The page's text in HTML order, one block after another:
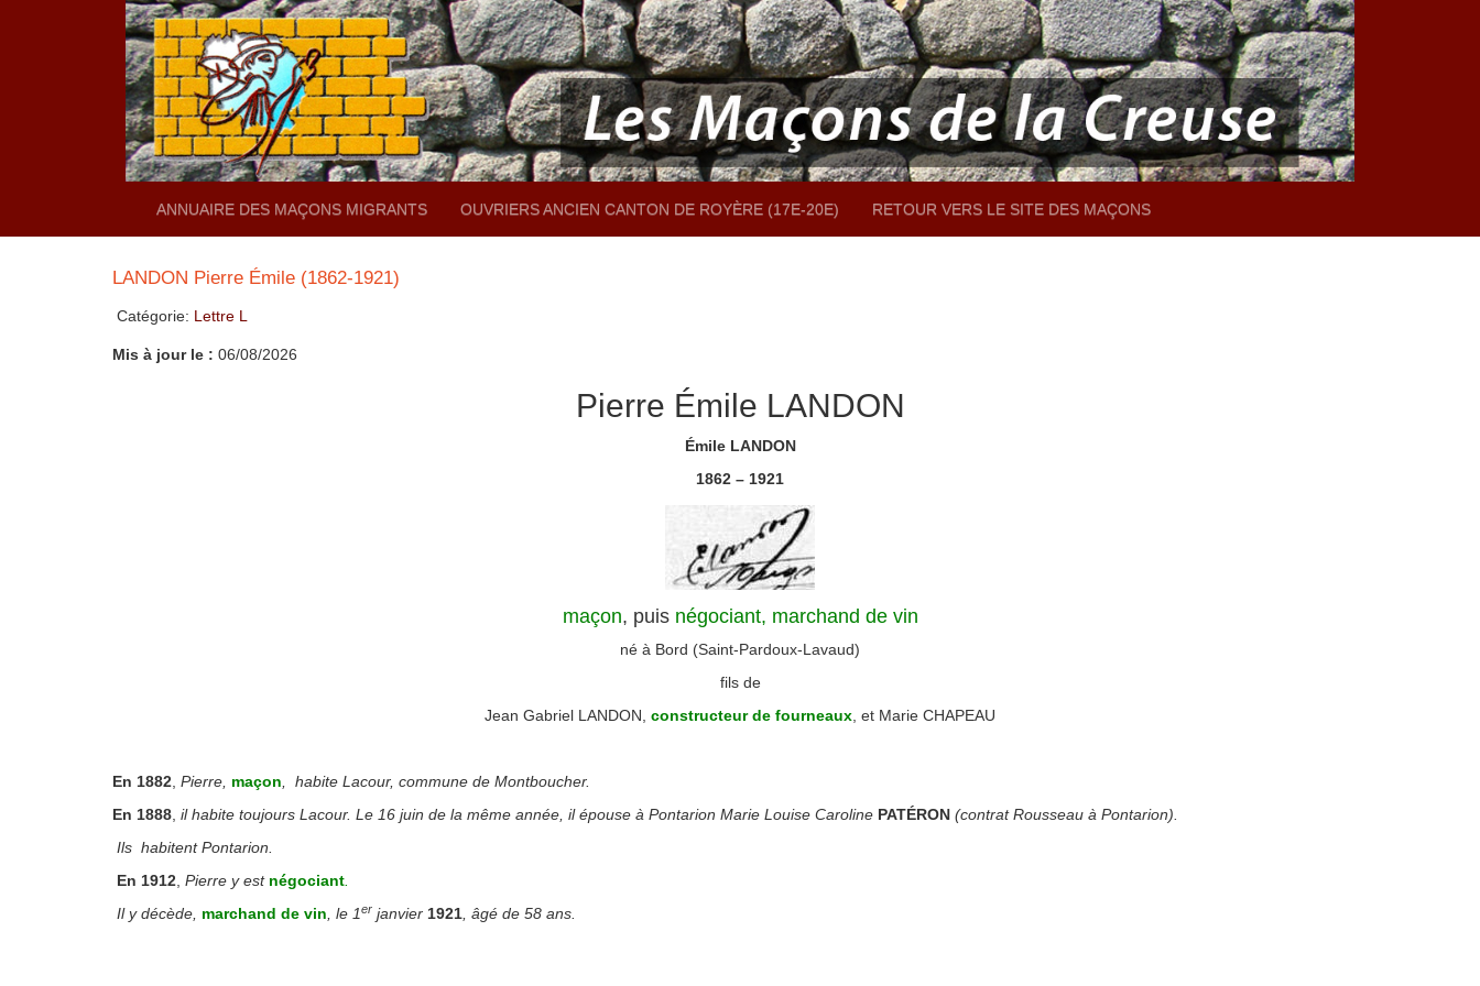
ANNUAIRE DES MAÇONS MIGRANTS OUVRIERS ANCIEN CANTON DE ROYÈRE (17E-20E) RETOUR VERS LE SITE DES MAÇONS
LANDON Pierre Émile (1862-1921)
Catégorie: Lettre L
Mis à jour le : 06/08/2026
Pierre Émile LANDON
Émile LANDON
1862 – 1921
maçon, puis négociant, marchand de vin
né à Bord (Saint-Pardoux-Lavaud)
fils de
Jean Gabriel LANDON, constructeur de fourneaux, et Marie CHAPEAU
En 1882, Pierre, maçon, habite Lacour, commune de Montboucher.
En 1888, il habite toujours Lacour. Le 16 juin de la même année, il épouse à Pontarion Marie Louise Caroline PATÉRON (contrat Rousseau à Pontarion).
Ils habitent Pontarion.
En 1912, Pierre y est négociant.
Il y décède, marchand de vin, le 1er janvier 1921, âgé de 58 ans.